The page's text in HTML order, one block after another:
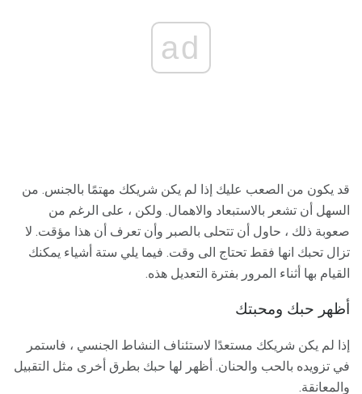
ad
قد يكون من الصعب عليك إذا لم يكن شريكك مهتمًا بالجنس. من
السهل أن تشعر بالاستبعاد والاهمال. ولكن ، على الرغم من
صعوبة ذلك ، حاول أن تتحلى بالصبر وأن تعرف أن هذا مؤقت. لا
تزال تحبك انها فقط تحتاج الى وقت. فيما يلي ستة أشياء يمكنك
القيام بها أثناء المرور بفترة التعديل هذه.
أظهر حبك ومحبتك
إذا لم يكن شريكك مستعدًا لاستئناف النشاط الجنسي ، فاستمر
في تزويده بالحب والحنان. أظهر لها حبك بطرق أخرى مثل التقبيل
والمعانقة.